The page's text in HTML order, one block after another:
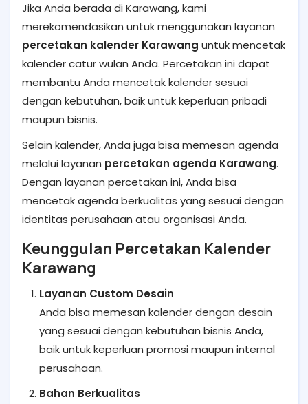
Jika Anda berada di Karawang, kami
merekomendasikan untuk menggunakan layanan
percetakan kalender Karawang untuk mencetak
kalender catur wulan Anda. Percetakan ini dapat
membantu Anda mencetak kalender sesuai
dengan kebutuhan, baik untuk keperluan pribadi
maupun bisnis.
Selain kalender, Anda juga bisa memesan agenda
melalui layanan percetakan agenda Karawang.
Dengan layanan percetakan ini, Anda bisa
mencetak agenda berkualitas yang sesuai dengan
identitas perusahaan atau organisasi Anda.
Keunggulan Percetakan Kalender
Karawang
Layanan Custom Desain
Anda bisa memesan kalender dengan desain
yang sesuai dengan kebutuhan bisnis Anda,
baik untuk keperluan promosi maupun internal
perusahaan.
Bahan Berkualitas